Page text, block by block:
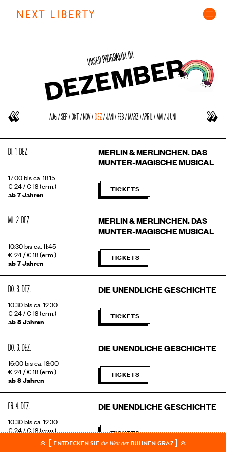
content
UNSER PROGRAMM IM
DEZEMBER
AUG/SEP/OKT/NOV/DEZ/JÄN/FEB/MÄRZ/APRIL/MAI/JUNI
DI. 1. DEZ.
17:00 bis ca. 18:15
€ 24 / € 18 (erm.)
ab 7 Jahren
MERLIN & MERLINCHEN. DAS
MUNTER-MAGISCHE MUSICAL
TICKETS
MI. 2. DEZ.
10:30 bis ca. 11:45
€ 24 / € 18 (erm.)
ab 7 Jahren
MERLIN & MERLINCHEN. DAS
MUNTER-MAGISCHE MUSICAL
TICKETS
DO. 3. DEZ.
10:30 bis ca. 12:30
€ 24 / € 18 (erm.)
ab 8 Jahren
DIE UNENDLICHE GESCHICHTE
TICKETS
DO. 3. DEZ.
16:00 bis ca. 18:00
€ 24 / € 18 (erm.)
ab 8 Jahren
DIE UNENDLICHE GESCHICHTE
TICKETS
FR. 4. DEZ.
10:30 bis ca. 12:30
€ 24 / € 18 (erm.)
ab 8 Jahren
DIE UNENDLICHE GESCHICHTE
TICKETS
[ENTDECKEN SIE die Welt derBÜHNEN GRAZ]